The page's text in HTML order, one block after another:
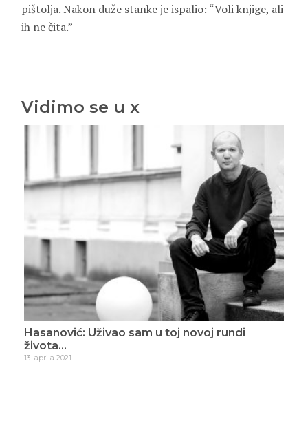
pištolja. Nakon duže stanke je ispalio: “Voli knjige, ali
ih ne čita.”
Vidimo se u x
Hasanović: Uživao sam u toj novoj rundi
života…
13. aprila 2021.